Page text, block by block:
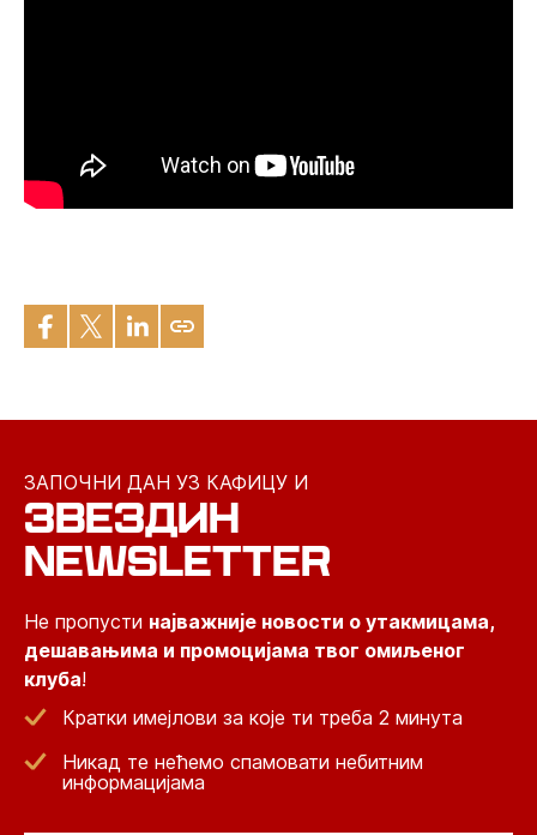
ЗАПОЧНИ ДАН УЗ КАФИЦУ И
ЗВЕЗДИН
NEWSLETTER
Не пропусти најважније новости о утакмицама,
дешавањима и промоцијама твог омиљеног
клуба!
Кратки имејлови за које ти треба 2 минута
Никад те нећемо спамовати небитним
информацијама